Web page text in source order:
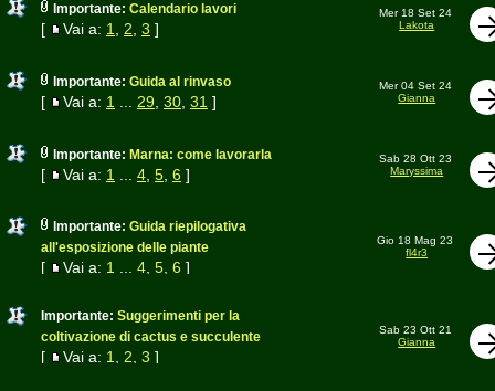
Importante: Calendario lavori
[ Vai a: 1 2 3 ]
Mer 18 Set 24
Lakota
Importante: Guida al rinvaso
[ Vai a: 1 29, 30, 31 ]
Mer 04 Set 24
Gianna
Importante: Marna: come lavorarla
[ Vai a: 1 4, 5, 6 ]
Sab 28 Ott 23
Maryssima
Importante: Guida riepilogativa
all'esposizione delle piante
[ Vai a: 1 4, 5, 6 ]
Gio 18 Mag 23
fl4r3
Importante: Suggerimenti per la
coltivazione di cactus e succulente
[ Vai a: 1 2 3 ]
Sab 23 Ott 21
Gianna